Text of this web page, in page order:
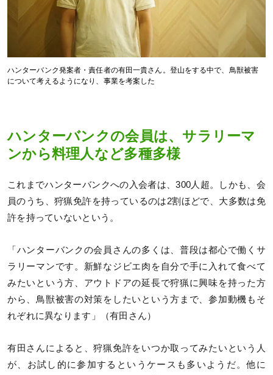
ハンターバンク発案者・責任者の有田一貴さん。登山をする中で、鳥獣被害
について考えるようになり、事業を考案した
ハンターバンクの会員は、サラリーマ
ンから料理人など多種多様
これまでハンターバンクへの入会者は、300人超。しかも、会
員のうち、狩猟免許を持っているのは2割ほどで、大多数は免
許を持っていないという。
「ハンターバンクの会員さんの多くは、普段は都心で働くサ
ラリーマンです。新鮮なジビエ肉を自分で手に入れて食べて
みたいという方、アウトドアの延長で狩猟に興味を持った方
から、鳥獣被害の対策をしたいという方まで、参加動機もそ
れぞれに異なります」（有田さん）
有田さんによると、狩猟免許をいつか取ってみたいという人
が、お試し的に参加するというケースも多いようだ。他に